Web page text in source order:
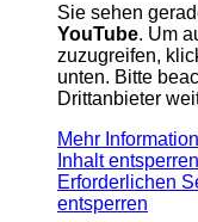
Sie sehen
YouTube. Um
zuzugreifen,
unten. Bitte
Drittanbieter
Mehr
Inhalt entsperren
Erforderlichen
entsperren